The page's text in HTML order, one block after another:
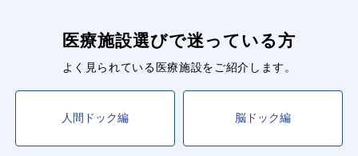
医療施設選びで迷っている方
よく見られている医療施設をご紹介します。
人間ドック編 脳ドック編